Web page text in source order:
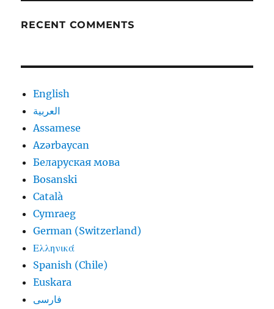
RECENT COMMENTS
English
العربية
Assamese
Azərbaycan
Беларуская мова
Bosanski
Català
Cymraeg
German (Switzerland)
Ελληνικά
Spanish (Chile)
Euskara
فارسی